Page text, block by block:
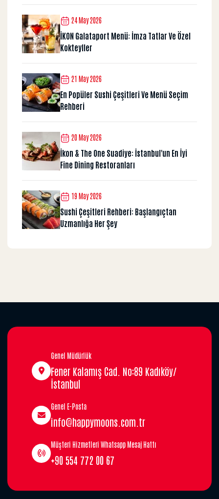
24 May 2026
İKON Galataport Menü: İmza Tatlar Ve Özel
Kokteyller
21 May 2026
En Popüler Sushi Çeşitleri Ve Menü Seçim
Rehberi
20 May 2026
İkon & The One Suadiye: İstanbul'un En İyi
Fine Dining Restoranları
19 May 2026
Sushi Çeşitleri Rehberi: Başlangıçtan
Uzmanlığa Her Şey
Genel Müdürlük
Fener Kalamış Cad. No:89 Kadıköy/
İstanbul
Genel E-Posta
info@happymoons.com.tr
Müşteri Hizmetleri Whatsapp Mesaj Hattı
+90 554 772 00 67